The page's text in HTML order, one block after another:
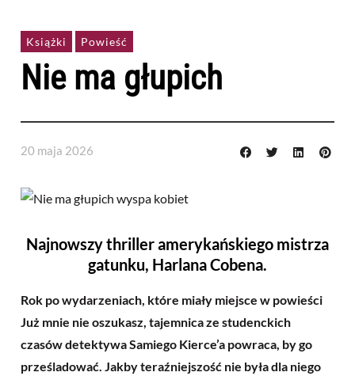
Książki Powieść
Nie ma głupich
20 maja 2026
Najnowszy thriller amerykańskiego mistrza
gatunku, Harlana Cobena.
Rok po wydarzeniach, które miały miejsce w powieści
Już mnie nie oszukasz, tajemnica ze studenckich
czasów detektywa Samiego Kierce’a powraca, by go
prześladować. Jakby teraźniejszość nie była dla niego